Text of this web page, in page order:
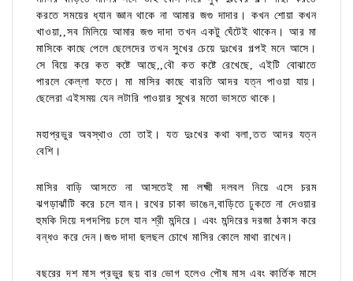
করতে সময়ের ধ্যান জ্ঞান থাকে না আমার জগু দাদার। কখন শোয়া কখন
খাওয়া,,সব মিলিয়ে আমার জগু দাদা তখন একটু ঘেঁটেই থাকেন। আর মা
মাসিকে কাছে পেলে ছেলেদের তখন সুখের চেয়ে দুঃখের গল্পই মনে আসে।
সে বিয়ে করে কত কষ্টে আছে,,বৌ কত কষ্টে রেখেছে, এইটি বোঝাতে
পারলে কেল্লা ফতে। মা মাসির কাছে বারতি আদর যত্ন পাওয়া যায়।
ছেলেরা এইসময় যেন লটারি পাওয়ার সুখের মতো ভাসতে থাকে।
মহাপ্রভুর অবস্থাও তো তাই। যত দুঃখের কথা বলা,তত আদর যত্ন
বেশি।
মাসির বাড়ি আসতে না আসতেই মা লক্ষ্মী দলবল নিয়ে এসে চরম
ঝগড়াঝাঁটি করে চলে যান। রথের চাকা ভাঙেন,বাড়িতে ঢুকতে না দেওয়ার
হুমকি দিয়ে দপদপিয় চলে যান শ্রী মন্দিরে। এবং মন্দিরের দরজা ঠকাস করে
বন্ধও করে দেন।জগু দাদা ছলছল চোখে মাসির কোলে মাথা রাখেন।
বছরের দশ মাস প্রভুর ছয় বার ভোগ হলেও পৌষ মাস এবং কার্তিক মাসে